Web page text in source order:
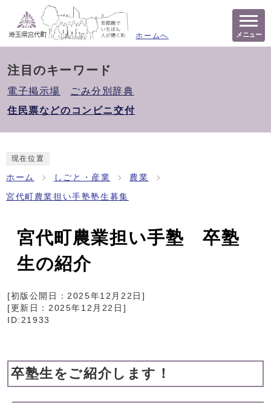
ホームへ メニュー
注目のキーワード
電子掲示場
ごみ分別辞典
住民票などのコンビニ交付
現在位置
ホーム しごと・産業 農業
宮代町農業担い手塾塾生募集
宮代町農業担い手塾 卒塾
生の紹介
[初版公開日：2025年12月22日 ]
[更新日： 2025年12月22日 ]
ID:21933
卒塾生をご紹介します！